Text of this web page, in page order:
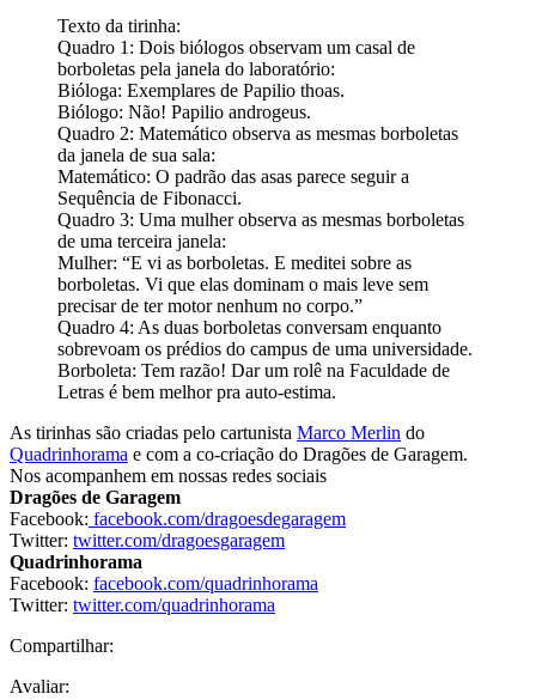
Texto da tirinha:
Quadro 1: Dois biólogos observam um casal de
borboletas pela janela do laboratório:
Bióloga: Exemplares de Papilio thoas.
Biólogo: Não! Papilio androgeus.
Quadro 2: Matemático observa as mesmas borboletas
da janela de sua sala:
Matemático: O padrão das asas parece seguir a
Sequência de Fibonacci.
Quadro 3: Uma mulher observa as mesmas borboletas
de uma terceira janela:
Mulher: “E vi as borboletas. E meditei sobre as
borboletas. Vi que elas dominam o mais leve sem
precisar de ter motor nenhum no corpo.”
Quadro 4: As duas borboletas conversam enquanto
sobrevoam os prédios do campus de uma universidade.
Borboleta: Tem razão! Dar um rolê na Faculdade de
Letras é bem melhor pra auto-estima.
As tirinhas são criadas pelo cartunista Marco Merlin do
Quadrinhorama e com a co-criação do Dragões de Garagem.
Nos acompanhem em nossas redes sociais
Dragões de Garagem
Facebook: facebook.com/dragoesdegaragem
Twitter: twitter.com/dragoesgaragem
Quadrinhorama
Facebook: facebook.com/quadrinhorama
Twitter: twitter.com/quadrinhorama
Compartilhar:
Avaliar: